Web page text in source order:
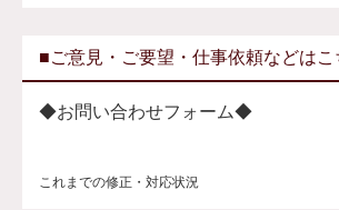
■ご意見・ご要望・仕事依頼などはこ
◆お問い合わせフォーム◆
これまでの修正・対応状況